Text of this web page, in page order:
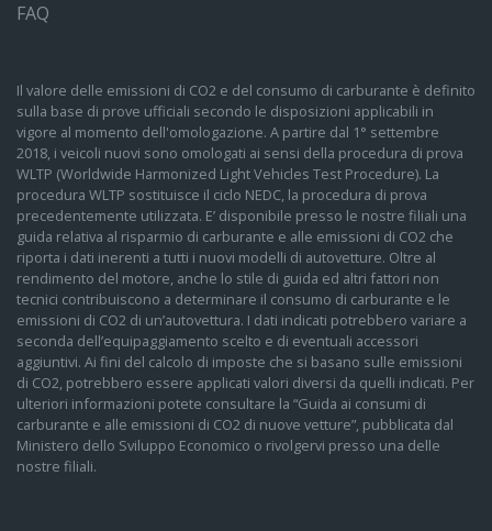
FAQ
Il valore delle emissioni di CO2 e del consumo di carburante è definito
sulla base di prove ufficiali secondo le disposizioni applicabili in
vigore al momento dell'omologazione. A partire dal 1° settembre
2018, i veicoli nuovi sono omologati ai sensi della procedura di prova
WLTP (Worldwide Harmonized Light Vehicles Test Procedure). La
procedura WLTP sostituisce il ciclo NEDC, la procedura di prova
precedentemente utilizzata. E’ disponibile presso le nostre filiali una
guida relativa al risparmio di carburante e alle emissioni di CO2 che
riporta i dati inerenti a tutti i nuovi modelli di autovetture. Oltre al
rendimento del motore, anche lo stile di guida ed altri fattori non
tecnici contribuiscono a determinare il consumo di carburante e le
emissioni di CO2 di un’autovettura. I dati indicati potrebbero variare a
seconda dell’equipaggiamento scelto e di eventuali accessori
aggiuntivi. Ai fini del calcolo di imposte che si basano sulle emissioni
di CO2, potrebbero essere applicati valori diversi da quelli indicati. Per
ulteriori informazioni potete consultare la “Guida ai consumi di
carburante e alle emissioni di CO2 di nuove vetture”, pubblicata dal
Ministero dello Sviluppo Economico o rivolgervi presso una delle
nostre filiali.